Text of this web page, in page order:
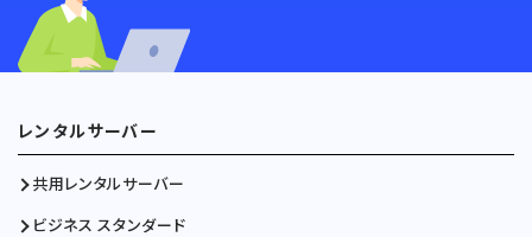
レンタルサーバー
共用レンタルサーバー
ビジネス スタンダード